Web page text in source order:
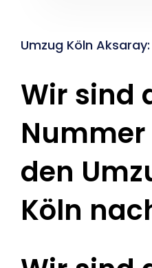
Umzug Köln
Wir sind
den
Köln